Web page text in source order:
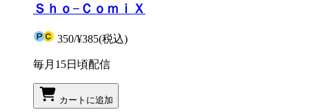
Ｓｈｏ−ＣｏｍｉＸ
350/¥385(税込)
毎月15日頃配信
カートに追加